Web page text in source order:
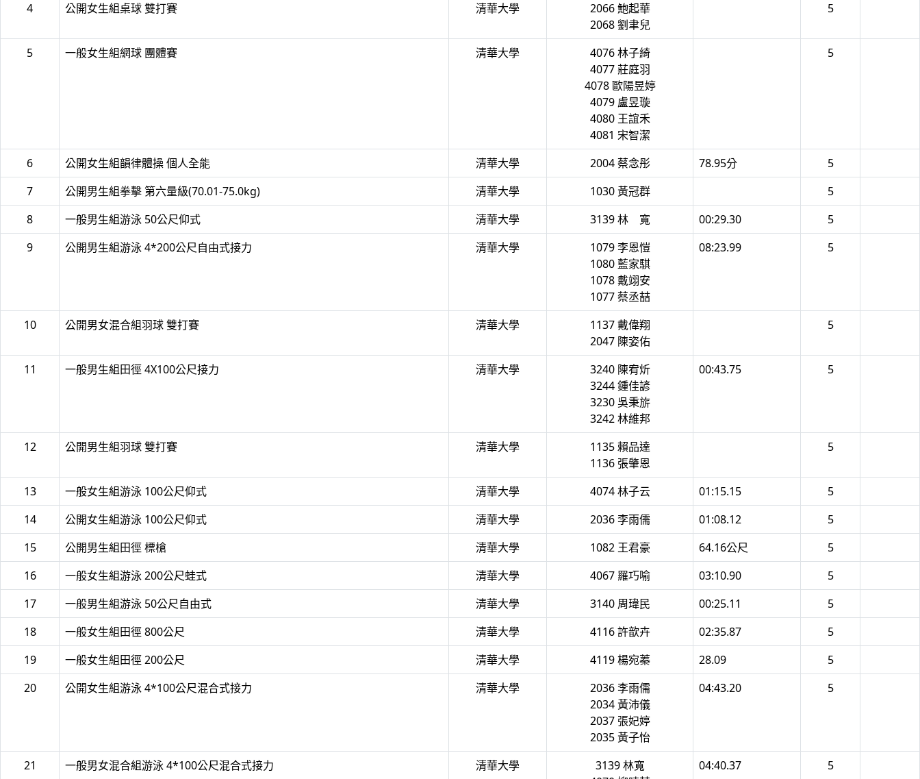
4
公開女生組桌球 雙打賽 清華大學
2066 鮑起華
2068 劉聿兒
5
5 一般女生組網球 團體賽 清華大學
4076 林子綺
4077 莊庭羽
4078 歐陽昱婷
4079 盧昱璇
4080 王誼禾
4081 宋智潔
5
6 公開女生組韻律體操 個人全能 清華大學 2004 蔡念彤 78.95分
5
7
公開男生組拳擊 第六量級(70.01-75.0kg) 清華大學 1030 黃冠群
5
8
一般男生組游泳 50公尺仰式 清華大學 3139 林 寬 00:29.30
5
9
公開男生組游泳 4*200公尺自由式接力 清華大學
1079 李恩愷
1080 藍家騏
1078 戴翊安
1077 蔡丞喆
08:23.99 5
10 公開男女混合組羽球 雙打賽 清華大學
1137 戴偉翔
2047 陳姿佑
5
11 一般男生組田徑 4X100公尺接力 清華大學
3240 陳宥炘
3244 鍾佳諺
3230 吳秉旂
3242 林維邦
00:43.75 5
12 公開男生組羽球 雙打賽 清華大學
1135 賴品達
1136 張肇恩
5
13 一般女生組游泳 100公尺仰式 清華大學 4074 林子云 01:15.15
5
14
公開女生組游泳 100公尺仰式 清華大學 2036 李雨儒 01:08.12
5
15
公開男生組田徑 標槍 清華大學 1082 王君豪 64.16公尺
5
16
一般女生組游泳 200公尺蛙式 清華大學 4067 羅巧喻 03:10.90
5
17
一般男生組游泳 50公尺自由式 清華大學 3140 周瑋民 00:25.11
5
18
一般女生組田徑 800公尺 清華大學 4116 許歆卉 02:35.87
5
19
一般女生組田徑 200公尺 清華大學 4119 楊宛蓁 28.09
5
20
公開女生組游泳 4*100公尺混合式接力 清華大學
2036 李雨儒
2034 黃沛儀
2037 張妃婷
2035 黃子怡
04:43.20 5
21 一般男女混合組游泳 4*100公尺混合式接力 清華大學
3139 林寬
04:40.37 5